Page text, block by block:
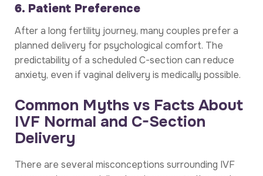
6. Patient Preference
After a long fertility journey, many couples prefer a
planned delivery for psychological comfort. The
predictability of a scheduled C-section can reduce
anxiety, even if vaginal delivery is medically possible.
Common Myths vs Facts About
IVF Normal and C-Section
Delivery
There are several misconceptions surrounding IVF